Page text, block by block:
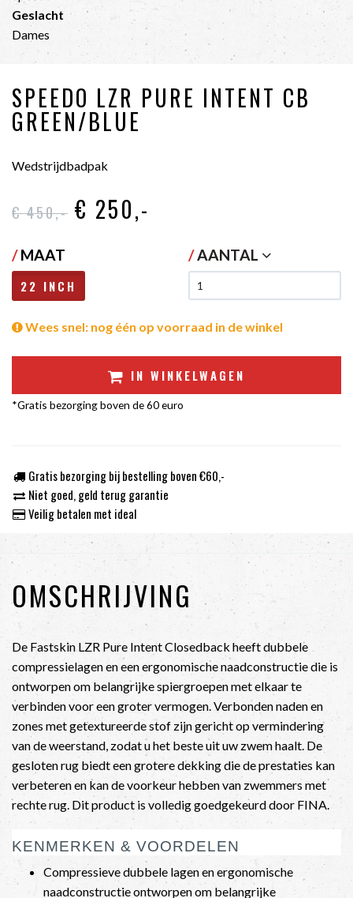
Geslacht
Dames
SPEEDO LZR PURE INTENT CB
GREEN/BLUE
Wedstrijdbadpak
€ 450,- € 250,-
/MAAT
22 INCH
/AANTAL
Wees snel: nog één op voorraad in de winkel
IN WINKELWAGEN
*Gratis bezorging boven de 60 euro
Gratis bezorging bij bestelling boven €60,-
Niet goed, geld terug garantie
Veilig betalen met ideal
OMSCHRIJVING
De Fastskin LZR Pure Intent Closedback heeft dubbele
compressielagen en een ergonomische naadconstructie die is
ontworpen om belangrijke spiergroepen met elkaar te
verbinden voor een groter vermogen. Verbonden naden en
zones met getextureerde stof zijn gericht op vermindering
van de weerstand, zodat u het beste uit uw zwem haalt. De
gesloten rug biedt een grotere dekking die de prestaties kan
verbeteren en kan de voorkeur hebben van zwemmers met
rechte rug. Dit product is volledig goedgekeurd door FINA.
KENMERKEN & VOORDELEN
Compressieve dubbele lagen en ergonomische
naadconstructie ontworpen om belangrijke